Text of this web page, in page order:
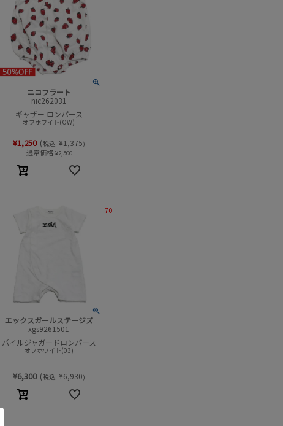
ニコフラート
nic262031
ギャザー ロンパース
オフホワイト(OW)
¥1,250 (税込: ¥1,375)
通常価格 ¥2,500
エックスガールステージズ
xgs9261501
パイルジャガードロンパース
オフホワイト(03)
¥6,300 (税込: ¥6,930)
70